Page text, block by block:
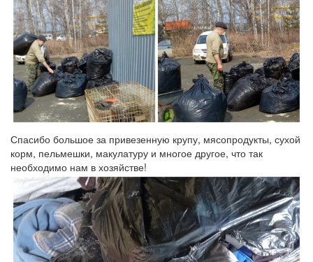
Спасибо большое за привезенную крупу, мясопродукты, сухой
корм, пельмешки, макулатуру и многое другое, что так
необходимо нам в хозяйстве!